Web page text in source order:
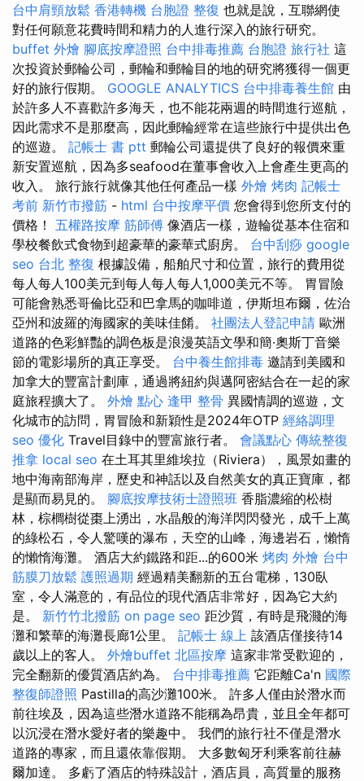
台中肩頸放鬆 香港轉機 台胞證 整復 也就是說，互聯網使
對任何願意花費時間和精力的人進行深入的旅行研究。
buffet 外燴 腳底按摩證照 台中排毒推薦 台胞證 旅行社 這
次投資於郵輪公司，郵輪和郵輪目的地的研究將獲得一個更
好的旅行假期。 GOOGLE ANALYTICS 台中排毒養生館 由
於許多人不喜歡許多海天，也不能花兩週的時間進行巡航，
因此需求不是那麼高，因此郵輪經常在這些旅行中提供出色
的巡遊。 記帳士 書 ptt 郵輪公司還提供了良好的報價來重
新安置巡航，因為多seafood在董事會收入上會產生更高的
收入。 旅行旅行就像其他任何產品一樣 外燴 烤肉 記帳士
考前 新竹市撥筋 - html 台中按摩平價 您會得到您所支付的
價格！ 五權路按摩 筋師傅 像酒店一樣，遊輪從基本住宿和
學校餐飲式食物到超豪華的豪華式廚房。 台中刮痧 google
seo 台北 整復 根據設備，船舶尺寸和位置，旅行的費用從
每人每人100美元到每人每人每人1,000美元不等。 胃冒險
可能會熟悉哥倫比亞和巴拿馬的咖啡道，伊斯坦布爾，佐治
亞州和波羅的海國家的美味佳餚。 社團法人登記申請 歐洲
道路的色彩鮮豔的調色板是浪漫英語文學和簡·奧斯丁音樂
節的電影場所的真正享受。 台中養生館排毒 邀請到美國和
加拿大的豐富計劃庫，通過將紐約與邁阿密結合在一起的家
庭旅程擴大了。 外燴 點心 逢甲 整骨 異國情調的巡遊，文
化城市的訪問，胃冒險和新穎性是2024年OTP 經絡調理
seo 優化 Travel目錄中的豐富旅行者。 會議點心 傳統整復
推拿 local seo 在土耳其里維埃拉（Riviera），風景如畫的
地中海南部海岸，歷史和神話以及自然美女的真正寶庫，都
是顯而易見的。 腳底按摩技術士證照班 香脂濃縮的松樹
林，棕櫚樹從棗上湧出，水晶般的海洋閃閃發光，成千上萬
的綠松石，令人驚嘆的瀑布，天空的山峰，海邊岩石，懶惰
的懶惰海灘。 酒店大約鐵路和距...的600米 烤肉 外燴 台中
筋膜刀放鬆 護照過期 經過精美翻新的五台電梯，130臥
室，令人滿意的，有品位的現代酒店非常好，因為它大約
是。 新竹竹北撥筋 on page seo 距沙質，有時是飛濺的海
灘和繁華的海灘長廊1公里。 記帳士 線上 該酒店僅接待14
歲以上的客人。 外燴buffet 北區按摩 這家非常受歡迎的，
完全翻新的優質酒店約為。 台中排毒推薦 它距離Ca'n 國際
整復師證照 Pastilla的高沙灘100米。 許多人僅由於潛水而
前往埃及，因為這些潛水道路不能稱為昂貴，並且全年都可
以沉浸在潛水愛好者的樂趣中。 我們的旅行社不僅是潛水
道路的專家，而且還依靠假期。 大多數匈牙利乘客前往赫
爾加達。 多虧了酒店的特殊設計，酒店員，高質量的服務